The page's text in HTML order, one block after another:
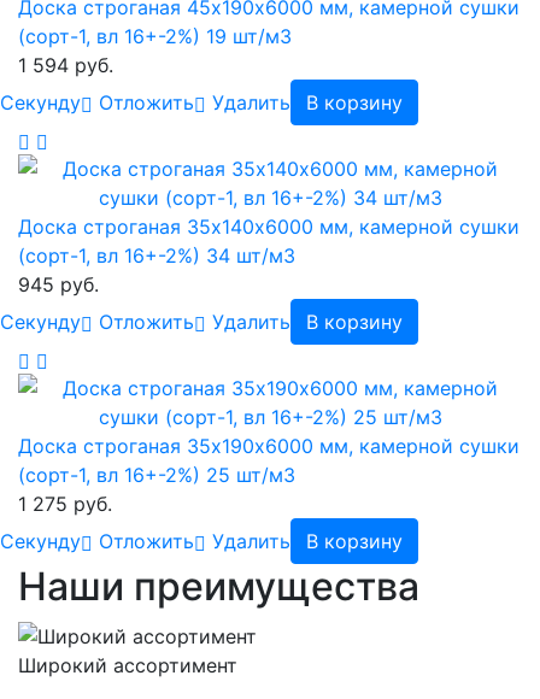
Доска строганая 45х190х6000 мм, камерной сушки
(сорт-1, вл 16+-2%) 19 шт/м3
1 594 руб.
Cекунду
Отложить Удалить В корзину
Доска строганая 35х140х6000 мм, камерной сушки
(сорт-1, вл 16+-2%) 34 шт/м3
945 руб.
Cекунду
Отложить Удалить В корзину
Доска строганая 35х190х6000 мм, камерной сушки
(сорт-1, вл 16+-2%) 25 шт/м3
1 275 руб.
Cекунду
Отложить Удалить В корзину
Наши преимущества
Широкий ассортимент